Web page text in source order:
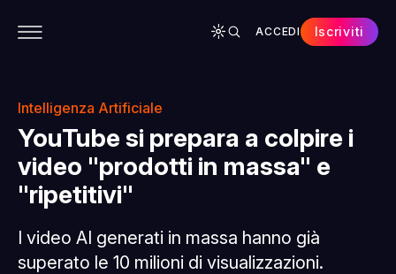
ACCEDI Iscriviti
Intelligenza Artificiale
YouTube si prepara a colpire i
video "prodotti in massa" e
"ripetitivi"
I video AI generati in massa hanno già
superato le 10 milioni di visualizzazioni.